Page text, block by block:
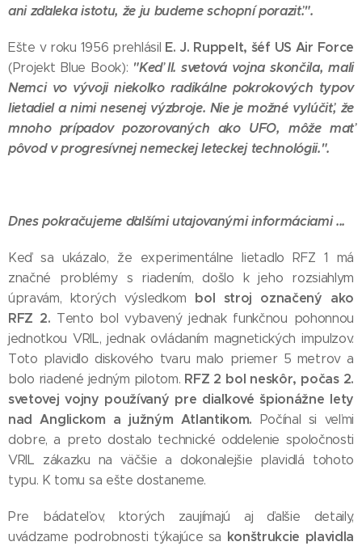
ani zďaleka istotu, že ju budeme schopní poraziť.".
Ešte v roku 1956 prehlásil E. J. Ruppelt, šéf US Air Force
(Projekt Blue Book): "Keď II. svetová vojna skončila, mali
Nemci vo vývoji niekoľko radikálne pokrokových typov
lietadiel a nimi nesenej výzbroje. Nie je možné vylúčiť, že
mnoho prípadov pozorovaných ako UFO, môže mať
pôvod v progresívnej nemeckej leteckej technológii.".
Dnes pokračujeme ďalšími utajovanými informáciami ...
Keď sa ukázalo, že experimentálne lietadlo RFZ 1 má
značné problémy s riadením, došlo k jeho rozsiahlym
úpravám, ktorých výsledkom
bol stroj označený ako
RFZ 2. Tento bol vybavený jednak funkčnou pohonnou
jednotkou VRIL, jednak ovládaním magnetických impulzov.
Toto plavidlo diskového tvaru malo priemer 5 metrov a
bolo riadené jedným pilotom. RFZ 2 bol neskôr, počas 2.
svetovej vojny používaný pre diaľkové špionážne lety
nad Anglickom a južným Atlantikom. Počínal si veľmi
dobre, a preto dostalo technické oddelenie spoločnosti
VRIL zákazku na väčšie a dokonalejšie plavidlá tohoto
typu. K tomu sa ešte dostaneme.
Pre bádateľov, ktorých zaujímajú aj ďalšie detaily,
uvádzame podrobnosti týkajúce sa konštrukcie plavidla